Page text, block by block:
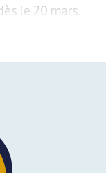
le 20 mars.